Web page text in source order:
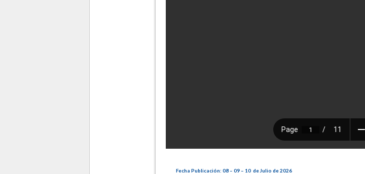
Fecha Publicación: 08 – 09 – 10 de Julio de 2026